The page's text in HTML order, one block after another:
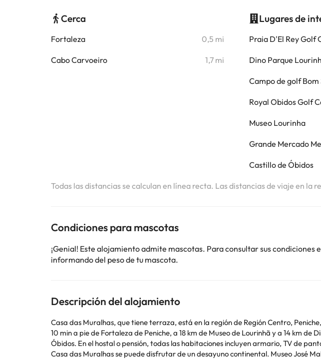
Cerca
Fortaleza 0,5 mi
Cabo Carvoeiro 1,7 mi
Lugares de
Praia D'El Rey Golf
Dino Parque
Campo de golf Bom
Royal Obidos Golf
Museo Lourinha
Grande Mercado
Castillo de Óbidos
Todas las distancias se calculan en línea recta. Las distancias de viaje en la
Condiciones para mascotas
¡Genial! Este alojamiento admite mascotas. Para consultar sus condiciones
informando del peso de tu mascota.
Descripción del alojamiento
Casa das Muralhas, que tiene terraza, está en la región de Región Centro,
10 min a pie de Fortaleza de Peniche, a 18 km de Museo de Lourinhã y a 14 km
Óbidos. En el hostal o pensión, todas las habitaciones incluyen armario, TV de pantalla plana, baño compartido, ropa de cama y toallas. Las unidades cuentan con nevera. En
Casa das Muralhas se puede disfrutar de un desayuno continental. Museo José Malhoa está a 30 km del alojamiento. El aeropuerto (Aeropuerto de Lisboa Humberto